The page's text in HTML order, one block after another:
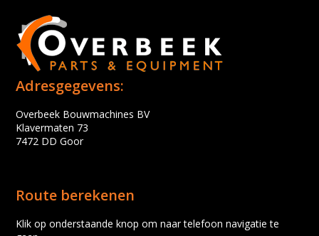
Adresgegevens:
Overbeek Bouwmachines BV
Klavermaten 73
7472 DD Goor
Route berekenen
Klik op onderstaande knop om naar telefoon navigatie te